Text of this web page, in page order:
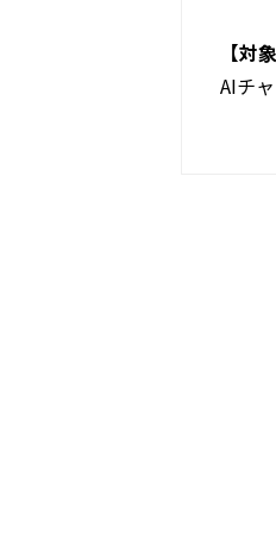
【対
AIチ